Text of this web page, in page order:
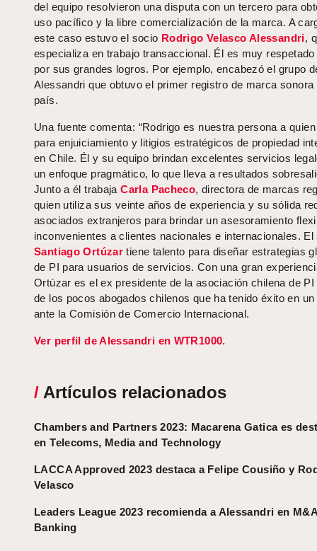
del equipo resolvieron una disputa con un tercero para
uso pacífico y la libre comercialización de la marca. A
este caso estuvo el socio Rodrigo Velasco Alessandri,
especializa en trabajo transaccional. Él es muy respetado
por sus grandes logros. Por ejemplo, encabezó el grupo
Alessandri que obtuvo el primer registro de marca sonora
país.
Una fuente comenta: “Rodrigo es nuestra persona a
para enjuiciamiento y litigios estratégicos de propiedad
en Chile. Él y su equipo brindan excelentes servicios
un enfoque pragmático, lo que lleva a resultados
Junto a él trabajaCarla Pacheco, directora de marcas
quien utiliza sus veinte años de experiencia y su sólida
asociados extranjeros para brindar un asesoramiento
inconvenientes a clientes nacionales e internacionales. El
Santiago Ortúzar tiene talento para diseñar estrategias
de PI para usuarios de servicios. Con una gran
Ortúzar es el ex presidente de la asociación chilena de
de los pocos abogados chilenos que ha tenido éxito en
ante la Comisión de Comercio Internacional.
Ver perfil de Alessandri en WTR1000.
/ Artículos relacionados
Chambers and Partners 2023: Macarena Gatica es
en Telecoms, Media and Technology
LACCA Approved 2023 destaca a Felipe Cousiño y
Velasco
Leaders League 2023 recomienda a Alessandri en
Banking